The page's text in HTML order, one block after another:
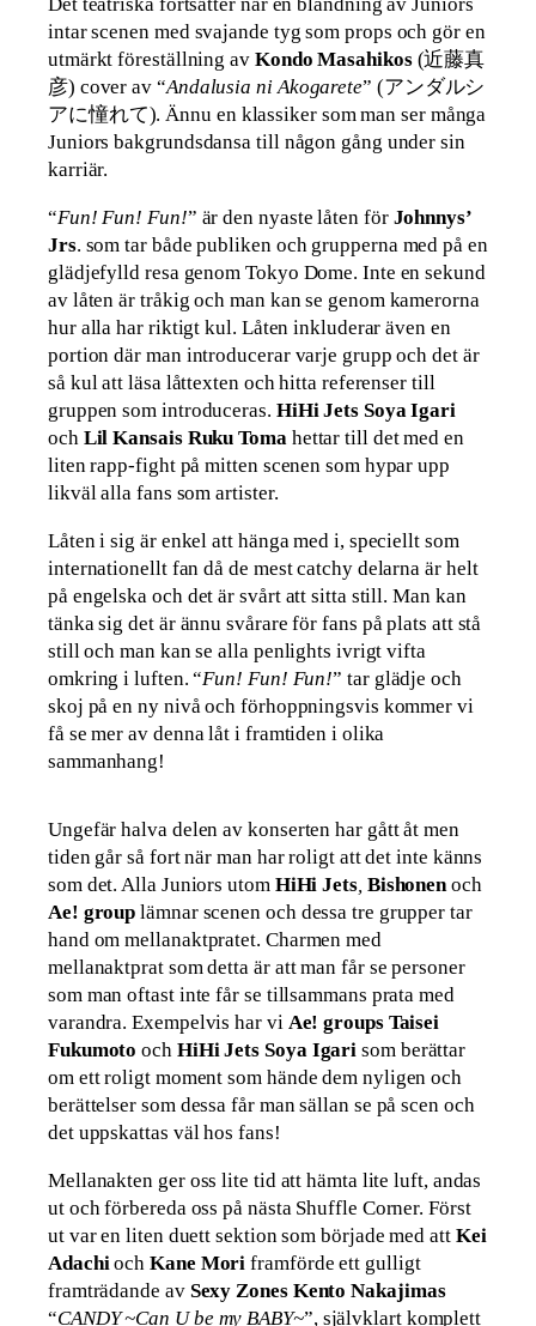
intar scenen med svajande tyg som props och gör en
utmärkt föreställning av Kondo Masahikos(近藤真
彦) cover av “Andalusia ni Akogarete” (アンダルシ
アに憧れて). Ännu en klassiker som man ser många
Juniors bakgrundsdansa till någon gång under sin
karriär.
“Fun! Fun! Fun!” är den nyaste låten för Johnnys’
Jrs. som tar både publiken och grupperna med på en
glädjefylld resa genom Tokyo Dome. Inte en sekund
av låten är tråkig och man kan se genom kamerorna
hur alla har riktigt kul. Låten inkluderar även en
portion där man introducerar varje grupp och det är
så kul att läsa låttexten och hitta referenser till
gruppen som introduceras. HiHi Jets Soya Igari
och Lil Kansais Ruku Toma hettar till det med en
liten rapp-fight på mitten scenen som hypar upp
likväl alla fans som artister.
Låten i sig är enkel att hänga med i, speciellt som
internationellt fan då de mest catchy delarna är helt
på engelska och det är svårt att sitta still. Man kan
tänka sig det är ännu svårare för fans på plats att stå
still och man kan se alla penlights ivrigt vifta
omkring i luften. “Fun! Fun! Fun!” tar glädje och
skoj på en ny nivå och förhoppningsvis kommer vi
få se mer av denna låt i framtiden i olika
sammanhang!
Ungefär halva delen av konserten har gått åt men
tiden går så fort när man har roligt att det inte känns
som det. Alla Juniors utom HiHi Jets, Bishonen och
Ae! group lämnar scenen och dessa tre grupper tar
hand om mellanaktpratet. Charmen med
mellanaktprat som detta är att man får se personer
som man oftast inte får se tillsammans prata med
varandra. Exempelvis har vi Ae! groups Taisei
Fukumoto och HiHi Jets Soya Igari som berättar
om ett roligt moment som hände dem nyligen och
berättelser som dessa får man sällan se på scen och
det uppskattas väl hos fans!
Mellanakten ger oss lite tid att hämta lite luft, andas
ut och förbereda oss på nästa Shuffle Corner. Först
ut var en liten duett sektion som började med att Kei
Adachi ochKane Mori framförde ett gulligt
framträdande av Sexy Zones Kento Nakajimas
“CANDY ~Can U be my BABY~”, självklart komplett